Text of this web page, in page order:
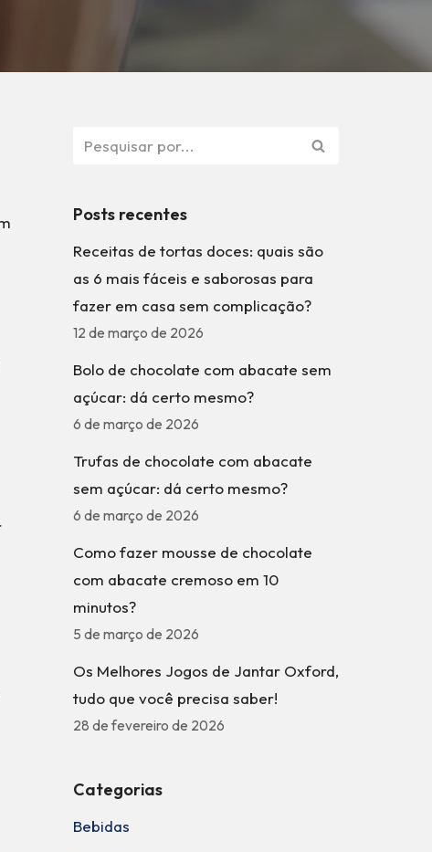
Posts recentes
Receitas de tortas doces: quais são
as 6 mais fáceis e saborosas para
fazer em casa sem complicação?
12 de março de 2026
Bolo de chocolate com abacate sem
açúcar: dá certo mesmo?
6 de março de 2026
Trufas de chocolate com abacate
sem açúcar: dá certo mesmo?
6 de março de 2026
Como fazer mousse de chocolate
com abacate cremoso em 10
minutos?
5 de março de 2026
Os Melhores Jogos de Jantar Oxford,
tudo que você precisa saber!
28 de fevereiro de 2026
Categorias
Bebidas